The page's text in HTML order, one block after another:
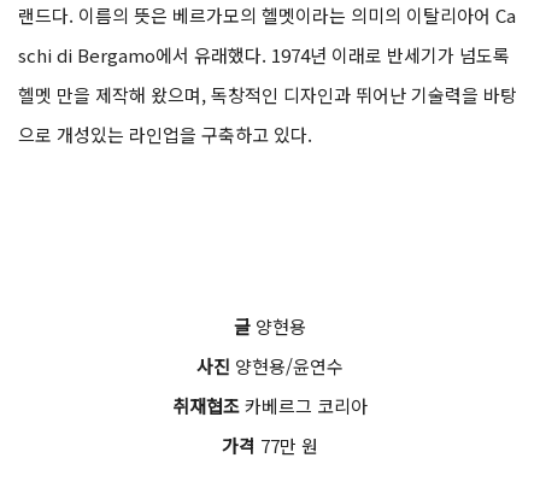
랜드다. 이름의 뜻은 베르가모의 헬멧이라는 의미의 이탈리아어 Ca
schi di Bergamo에서 유래했다. 1974년 이래로 반세기가 넘도록
헬멧 만을 제작해 왔으며, 독창적인 디자인과 뛰어난 기술력을 바탕
으로 개성있는 라인업을 구축하고 있다.
글 양현용
사진 양현용/윤연수
취재협조카베르그 코리아
가격 77만 원